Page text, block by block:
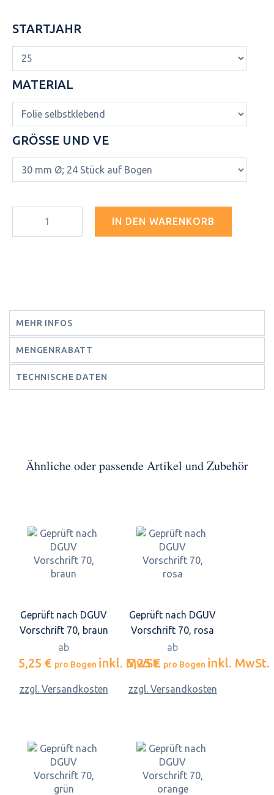
STARTJAHR
MATERIAL
GRÖSSE UND VE
IN DEN WARENKORB
MEHR INFOS
MENGENRABATT
TECHNISCHE DATEN
Ähnliche oder passende Artikel und Zubehör
Geprüft nach DGUV
Vorschrift 70, braun
ab
5,25 € pro Bogen inkl. MwSt.
zzgl. Versandkosten
Geprüft nach DGUV
Vorschrift 70, rosa
ab
5,25 € pro Bogen inkl. MwSt.
zzgl. Versandkosten